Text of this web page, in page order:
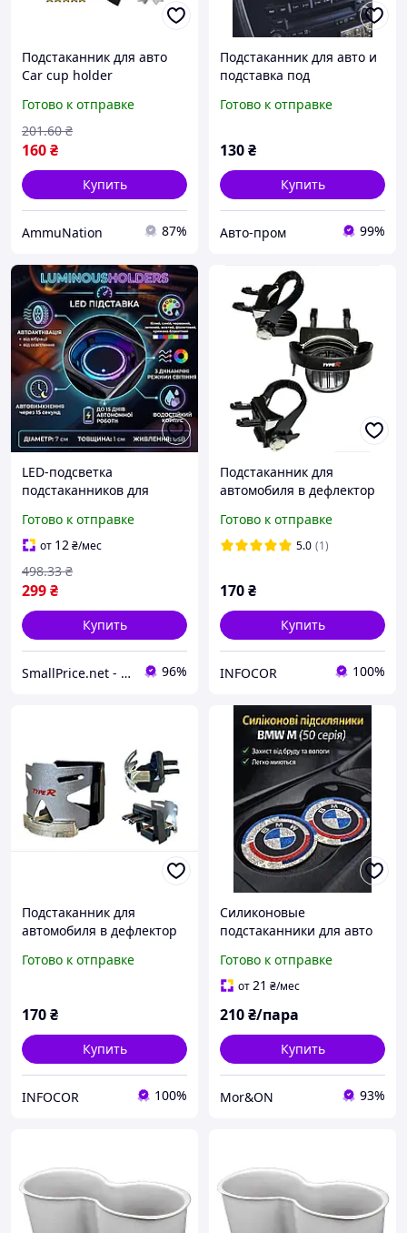
Подстаканник для авто
Car cup holder
для бутылок
Готово к отправке
160₴
201.60 ₴
Купить
AmmuNation 87%
Подстаканник для авто и
подставка под
решетку обдува,
Готово к отправке
130₴
Купить
Авто-пром 99%
LED-подсветка
подстаканников для
движения и 7 цветами
LuminousHolders
Готово к отправке
от 12₴/мес
299₴
498.33 ₴
Купить
SmallPrice.net - магазин товаров для дома и аксессуаров 96%
Подстаканник для
автомобиля в дефлектор
Готово к отправке
5.0 (1)
170₴
Купить
INFOCOR 100%
Подстаканник для
автомобиля в дефлектор
Готово к отправке
170₴
Купить
INFOCOR 100%
Силиконовые
подстаканники для авто
Готово к отправке
от21 ₴/мес
210₴/пара
Купить
Mor&ON 93%